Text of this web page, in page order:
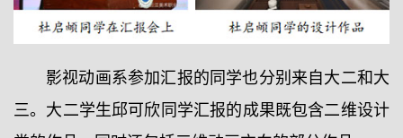
影视动画系参加汇报的同学也分别来自大二和大
三。大二学生邱可欣同学汇报的成果既包含二维设计